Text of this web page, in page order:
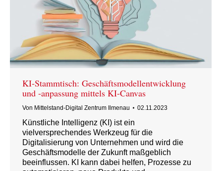
KI-Stammtisch: Geschäftsmodellentwicklung
und -anpassung mittels KI-Canvas
Von Mittelstand-Digital Zentrum Ilmenau 02.11.2023
Künstliche Intelligenz (KI) ist ein
vielversprechendes Werkzeug für die
Digitalisierung von Unternehmen und wird die
Geschäftsmodelle der Zukunft maßgeblich
beeinflussen. KI kann dabei helfen, Prozesse zu